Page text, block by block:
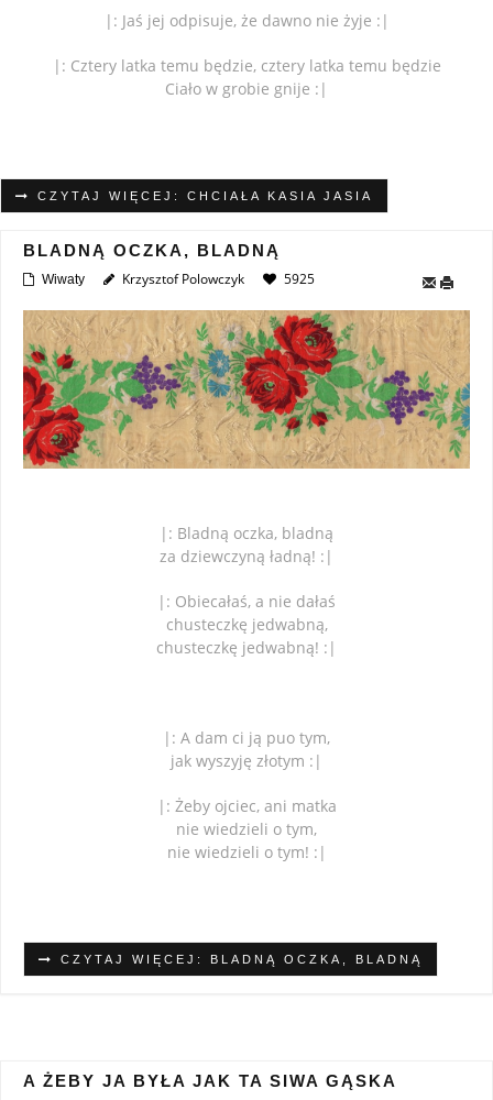
|: Jaś jej odpisuje, że dawno nie żyje :|
|: Cztery latka temu będzie, cztery latka temu będzie
Ciało w grobie gnije :|
CZYTAJ WIĘCEJ: CHCIAŁA KASIA JASIA
BLADNĄ OCZKA, BLADNĄ
Wiwaty Krzysztof Polowczyk 5925
|: Bladną oczka, bladną
za dziewczyną ładną! :|
|: Obiecałaś, a nie dałaś
chusteczkę jedwabną,
chusteczkę jedwabną! :|
|: A dam ci ją puo tym,
jak wyszyję złotym :|
|: Żeby ojciec, ani matka
nie wiedzieli o tym,
nie wiedzieli o tym! :|
CZYTAJ WIĘCEJ: BLADNĄ OCZKA, BLADNĄ
A ŻEBY JA BYŁA JAK TA SIWA GĄSKA